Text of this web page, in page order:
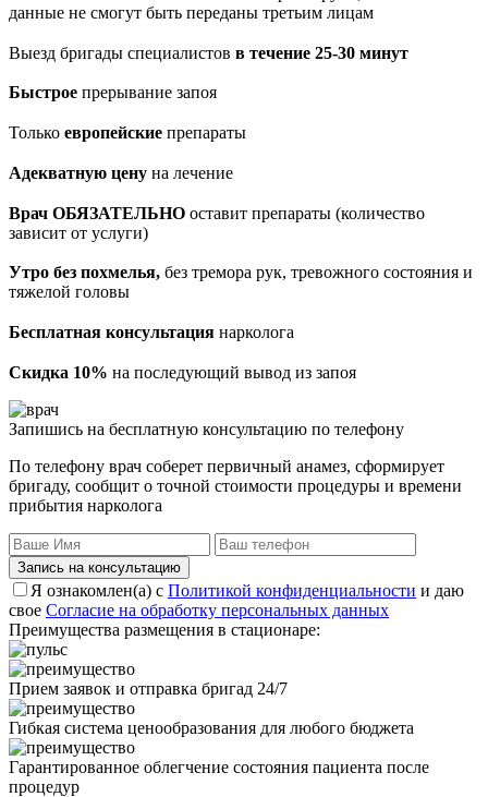
данные не смогут быть переданы третьим лицам
Выезд бригады специалистов в течение 25-30 минут
Быстрое прерывание запоя
Только европейские препараты
Адекватную цену на лечение
Врач ОБЯЗАТЕЛЬНО оставит препараты (количество
зависит от услуги)
Утро без похмелья, без тремора рук, тревожного состояния и
тяжелой головы
Бесплатная консультация нарколога
Скидка 10% на последующий вывод из запоя
Запишись на бесплатную консультацию по телефону
По телефону врач соберет первичный анамез, сформирует
бригаду, сообщит о точной стоимости процедуры и времени
прибытия нарколога
Запись на консультацию
Я ознакомлен(а) с Политикой конфиденциальности и даю
свое Согласие на обработку персональных данных
Преимущества размещения в стационаре:
Прием заявок и отправка бригад 24/7
Гибкая система ценообразования для любого бюджета
Гарантированное облегчение состояния пациента после
процедур